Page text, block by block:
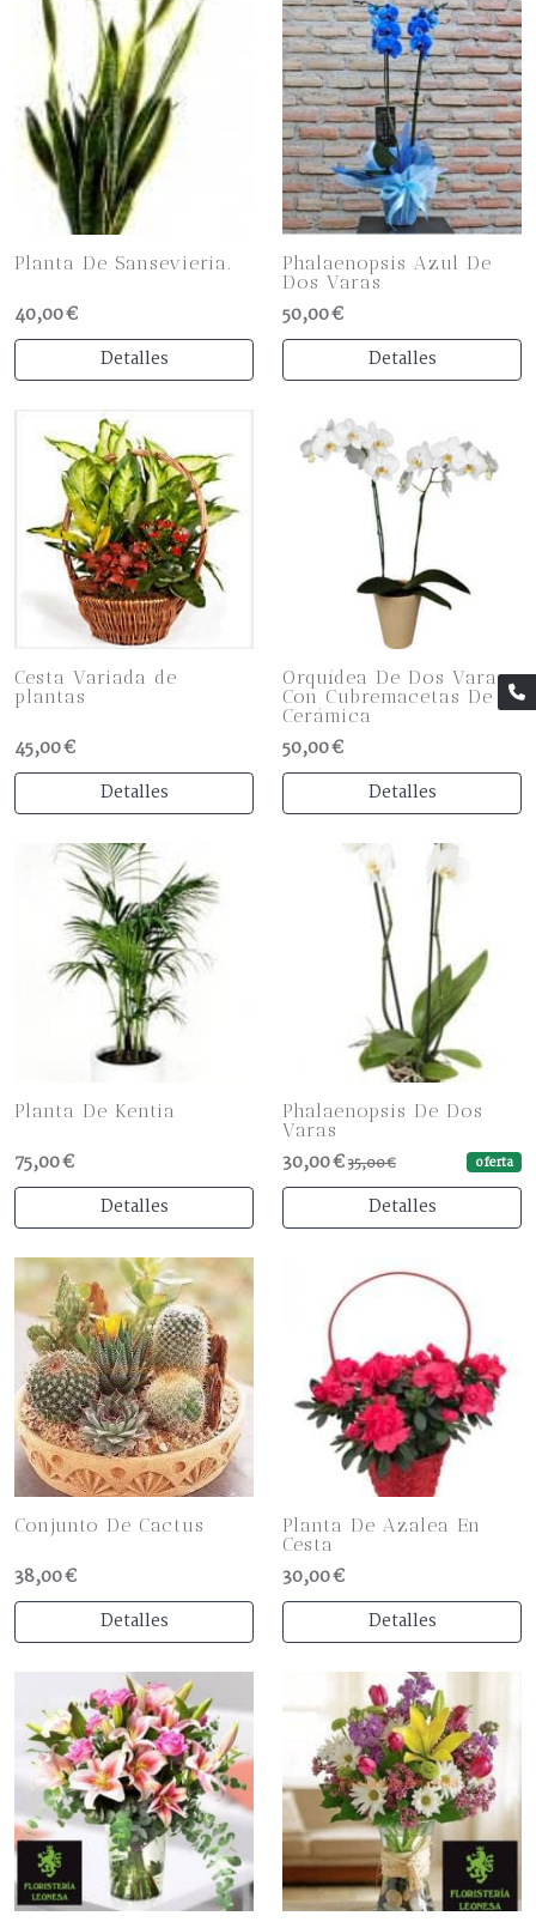
Planta De Sansevieria.
40,00 €
Detalles
Phalaenopsis Azul De
Dos Varas
50,00 €
Detalles
Cesta Variada de
plantas
45,00 €
Detalles
Orquídea De Dos Varas
Con Cubremacetas De
Cerámica
50,00 €
Detalles
Planta De Kentia
75,00 €
Detalles
Phalaenopsis De Dos
Varas
30,00 €35,00 € oferta
Detalles
Conjunto De Cactus
38,00 €
Detalles
Planta De Azalea En
Cesta
30,00 €
Detalles